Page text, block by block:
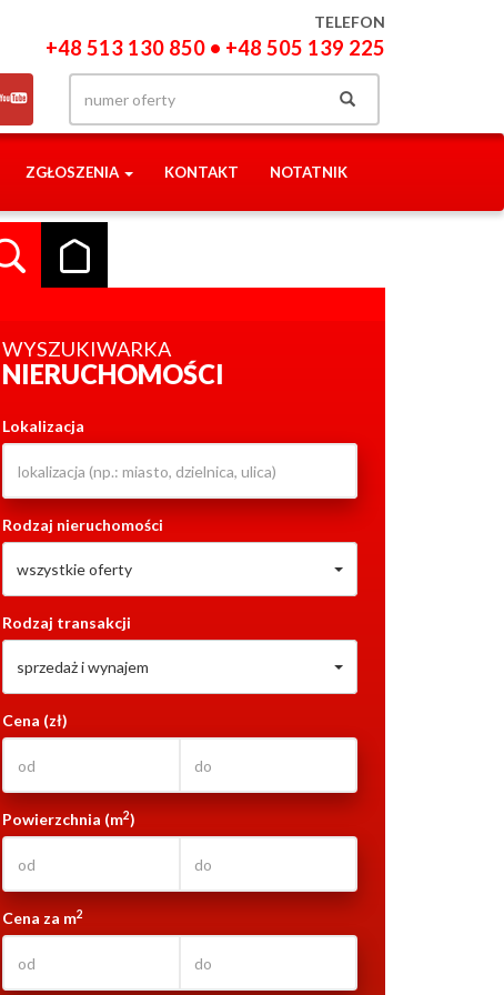
TELEFON
+48 513 130 850 • +48 505 139 225
ZGŁOSZENIA KONTAKT NOTATNIK
WYSZUKIWARKA
NIERUCHOMOŚCI
Lokalizacja
Rodzaj nieruchomości
wszystkie oferty
Rodzaj transakcji
sprzedaż i wynajem
Cena (zł)
Powierzchnia (m2)
Cena za m2